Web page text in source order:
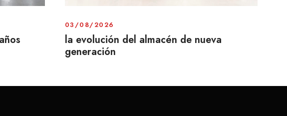
03/08/2026
la evolución del almacén de nueva
generación